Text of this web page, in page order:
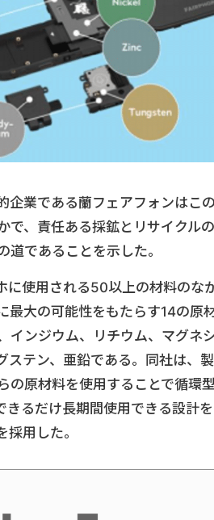
業である蘭フェアフォンはこの
で、責任ある採鉱とリサイクル
であることを示した。
に使用される50以上の材料のな
最大の可能性をもたらす14の原
インジウム、リチウム、マグネ
ステン、亜鉛である。同社は、
の原材料を使用することで循環
きるだけ長期間使用できる設計
用した。